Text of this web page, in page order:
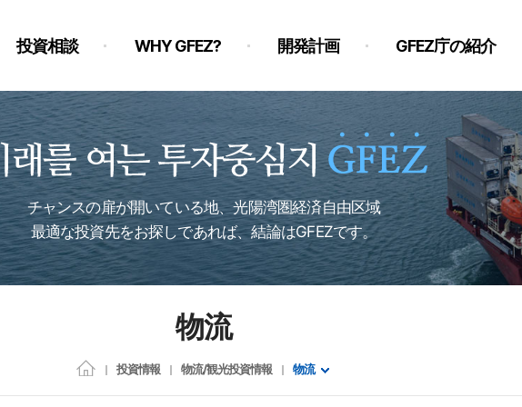
投資相談 WHY GFEZ? 開発計画 GFEZ庁の紹介
チャンスの扉が開いている地、光陽湾圏経済自由区域
最適な投資先をお探しであれば、結論はGFEZです。
物流
投資情報 物流/観光投資情報 物流